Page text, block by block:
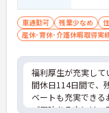
車通勤可 残業少なめ
産休･育休･介護休暇取得実
福利厚生が充実し
間休日114日間で、
ベートも充実できる
ご興味ある方には、